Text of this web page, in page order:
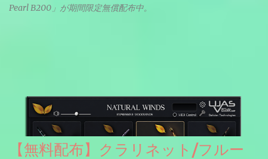
Pearl B200」が期間限定無償配布中。
【無料配布】クラリネット/フルー